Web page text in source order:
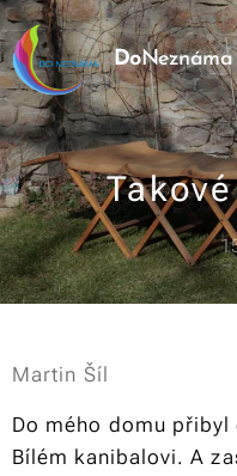
DoNeznáma
Martin Šíl
Do mého domu
Bílém kanibalovi. A